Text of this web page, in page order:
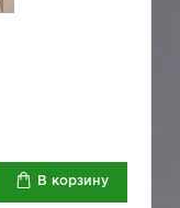
В корзину